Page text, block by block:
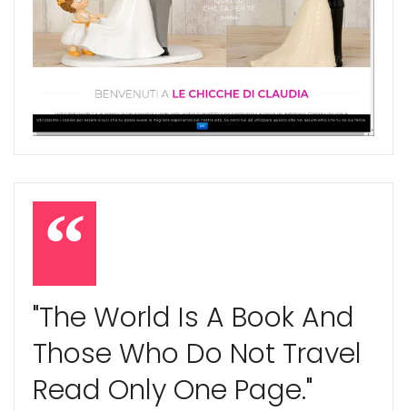
"The World Is A Book And
Those Who Do Not Travel
Read Only One Page."